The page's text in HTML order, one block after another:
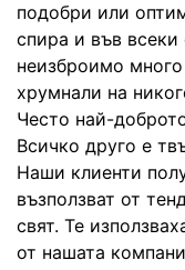
подобри или
спира и във
неизброимо
хрумнали на
Често най-
Всичко друго е
Наши клиенти
възползват от
свят. Те
от нашата